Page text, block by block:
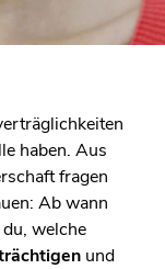
haben. Aus
fragen
Ab wann
welche
und